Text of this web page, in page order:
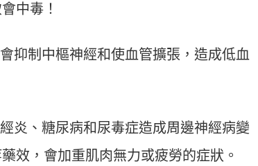
中毒！
抑制中樞神經和使血管擴張，造成低血
炎、糖尿病和尿毒症造成周邊神經病變
效，會加重肌肉無力或疲勞的症狀。